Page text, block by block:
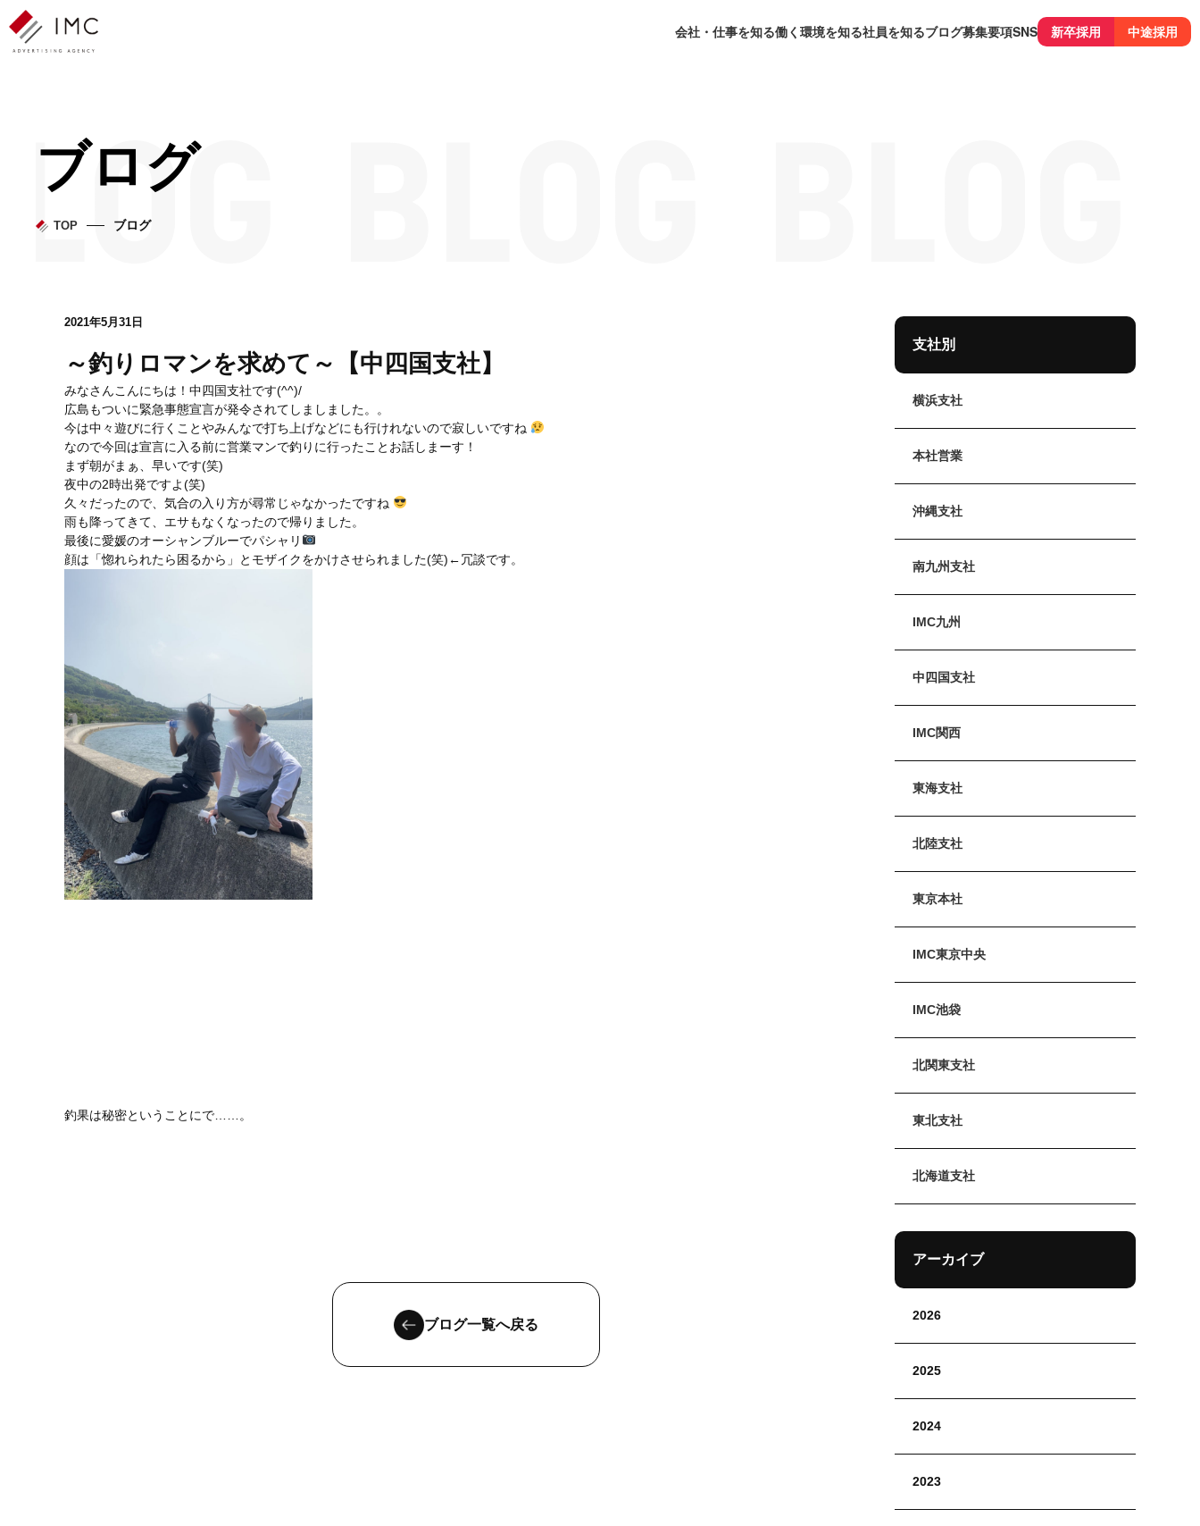
会社・仕事を知る働く環境を知る社員を知るブログ募集要項SNS 新卒採用 中途採用
ブログ
TOP ブログ
2021年5月31日
～釣りロマンを求めて～【中四国支社】
みなさんこんにちは！中四国支社です(^^)/
広島もついに緊急事態宣言が発令されてしましました。。
今は中々遊びに行くことやみんなで打ち上げなどにも行けれないので寂しいですね
なので今回は宣言に入る前に営業マンで釣りに行ったことお話しまーす！
まず朝がまぁ、早いです(笑)
夜中の2時出発ですよ(笑)
久々だったので、気合の入り方が尋常じゃなかったですね
雨も降ってきて、エサもなくなったので帰りました。
最後に愛媛のオーシャンブルーでパシャリ
顔は「惚れられたら困るから」とモザイクをかけさせられました(笑)←冗談です。
釣果は秘密ということにで……。
ブログ一覧へ戻る
支社別
横浜支社
本社営業
沖縄支社
南九州支社
IMC九州
中四国支社
IMC関西
東海支社
北陸支社
東京本社
IMC東京中央
IMC池袋
北関東支社
東北支社
北海道支社
アーカイブ
2026
2025
2024
2023